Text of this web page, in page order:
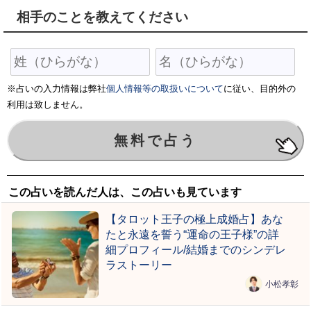
相手のことを教えてください
※占いの入力情報は弊社個人情報等の取扱いについてに従い、目的外の
利用は致しません。
この占いを読んだ人は、この占いも見ています
【タロット王子の極上成婚占】あな
たと永遠を誓う“運命の王子様”の詳
細プロフィール/結婚までのシンデレ
ラストーリー
小松孝彰